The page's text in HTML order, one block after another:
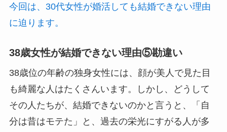
今回は、30代女性が婚活しても結婚できない理由
に迫ります。
38歳女性が結婚できない理由⑤勘違い
38歳位の年齢の独身女性には、顔が美人で見た目
も綺麗な人はたくさんいます。しかし、どうして
その人たちが、結婚できないのかと言うと、「自
分は昔はモテた」と、過去の栄光にすがる人が多